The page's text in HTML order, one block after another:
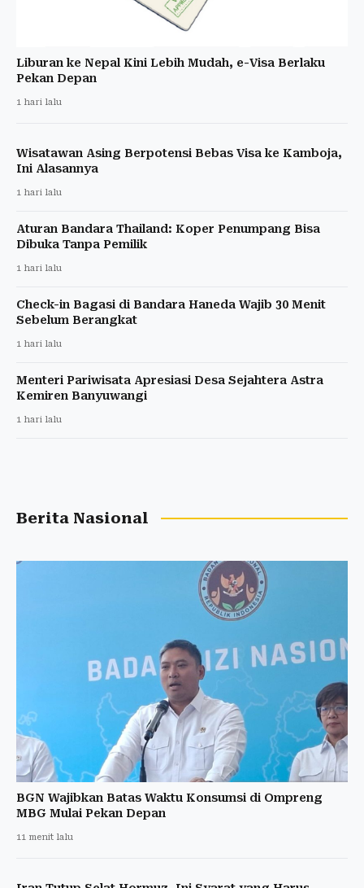
Liburan ke Nepal Kini Lebih Mudah, e-Visa Berlaku
Pekan Depan
1 hari lalu
Wisatawan Asing Berpotensi Bebas Visa ke Kamboja,
Ini Alasannya
1 hari lalu
Aturan Bandara Thailand: Koper Penumpang Bisa
Dibuka Tanpa Pemilik
1 hari lalu
Check-in Bagasi di Bandara Haneda Wajib 30 Menit
Sebelum Berangkat
1 hari lalu
Menteri Pariwisata Apresiasi Desa Sejahtera Astra
Kemiren Banyuwangi
1 hari lalu
Berita Nasional
BGN Wajibkan Batas Waktu Konsumsi di Ompreng
MBG Mulai Pekan Depan
11 menit lalu